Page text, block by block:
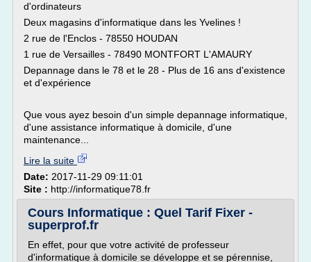
d'ordinateurs
Deux magasins d'informatique dans les Yvelines !
2 rue de l'Enclos - 78550 HOUDAN
1 rue de Versailles - 78490 MONTFORT L'AMAURY
Depannage dans le 78 et le 28 - Plus de 16 ans d'existence
et d'expérience
Que vous ayez besoin d'un simple depannage informatique,
d'une assistance informatique à domicile, d'une
maintenance...
Lire la suite
Date: 2017-11-29 09:11:01
Site : http://informatique78.fr
Cours Informatique : Quel Tarif Fixer -
superprof.fr
En effet, pour que votre activité de professeur
d'informatique à domicile se développe et se pérennise,